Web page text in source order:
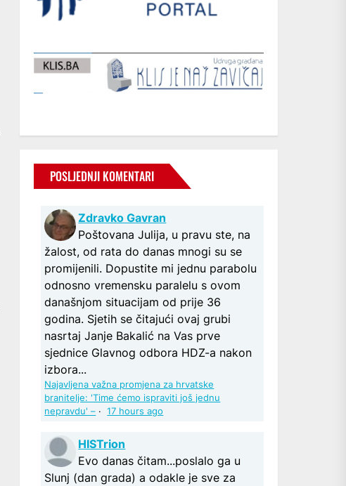
POSLJEDNJI KOMENTARI
Zdravko Gavran
Poštovana Julija, u pravu ste, na
žalost, od rata do danas mnogi su se
promijenili. Dopustite mi jednu parabolu
odnosno vremensku paralelu s ovom
današnjom situacijam od prije 36
godina. Sjetih se čitajući ovaj grubi
nasrtaj Janje Bakalić na Vas prve
sjednice Glavnog odbora HDZ-a nakon
izbora...
Najavljena važna promjena za hrvatske
branitelje: 'Time ćemo ispraviti još jednu
nepravdu' – ·17 hours ago
HISTrion
Evo danas čitam...poslalo ga u
Slunj (dan grada) a odakle je sve za